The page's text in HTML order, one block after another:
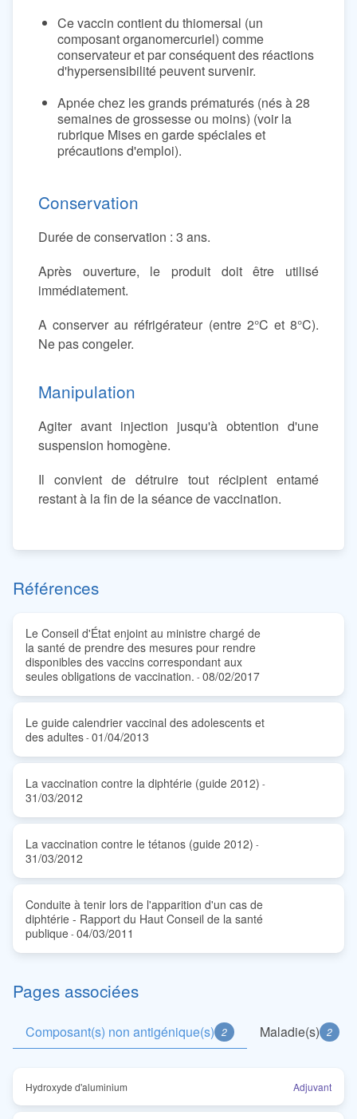
Ce vaccin contient du thiomersal (un
composant organomercuriel) comme
conservateur et par conséquent des réactions
d'hypersensibilité peuvent survenir.
Apnée chez les grands prématurés (nés à 28
semaines de grossesse ou moins) (voir la
rubrique Mises en garde spéciales et
précautions d'emploi).
Conservation
Durée de conservation : 3 ans.
Après ouverture, le produit doit être utilisé
immédiatement.
A conserver au réfrigérateur (entre 2°C et 8°C).
Ne pas congeler.
Manipulation
Agiter avant injection jusqu'à obtention d'une
suspension homogène.
Il convient de détruire tout récipient entamé
restant à la fin de la séance de vaccination.
Références
Le Conseil d'État enjoint au ministre chargé de
la santé de prendre des mesures pour rendre
disponibles des vaccins correspondant aux
seules obligations de vaccination. -08/02/2017
Le guide calendrier vaccinal des adolescents et
des adultes-01/04/2013
La vaccination contre la diphtérie (guide 2012) -
31/03/2012
La vaccination contre le tétanos (guide 2012) -
31/03/2012
Conduite à tenir lors de l'apparition d'un cas de
diphtérie - Rapport du Haut Conseil de la santé
publique-04/03/2011
Pages associées
Composant(s) non antigénique(s) 2 Maladie(s) 2
Hydroxyde d'aluminium Adjuvant